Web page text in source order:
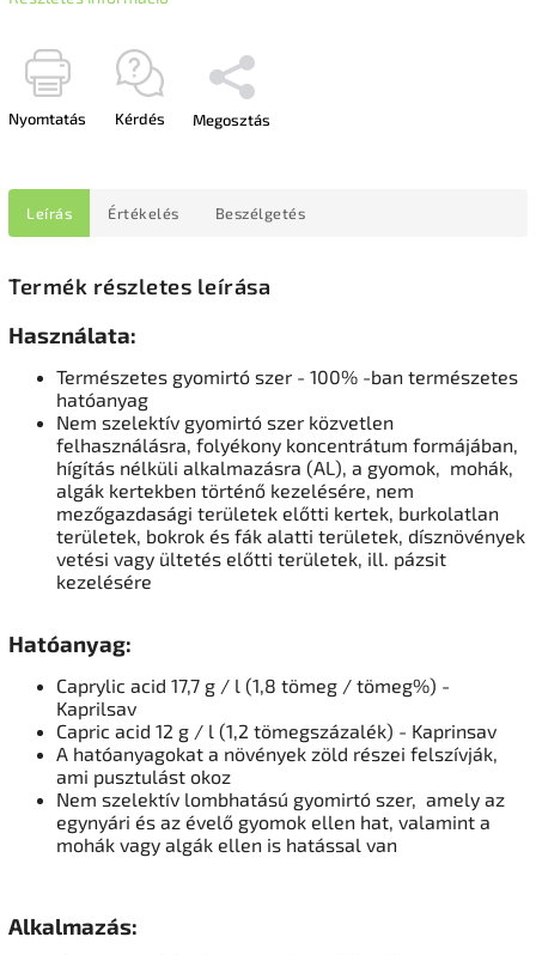
Nyomtatás Kérdés Megosztás
Leírás Értékelés Beszélgetés
Termék részletes leírása
Használata:
Természetes gyomirtó szer - 100% -ban természetes
hatóanyag
Nem szelektív gyomirtó szer közvetlen
felhasználásra, folyékony koncentrátum formájában,
hígítás nélküli alkalmazásra (AL), a gyomok, mohák,
algák kertekben történő kezelésére, nem
mezőgazdasági területek előtti kertek, burkolatlan
területek, bokrok és fák alatti területek, dísznövények
vetési vagy ültetés előtti területek, ill. pázsit
kezelésére
Hatóanyag:
Caprylic acid 17,7 g / l (1,8 tömeg / tömeg%) -
Kaprilsav
Capric acid 12 g / l (1,2 tömegszázalék) - Kaprinsav
A hatóanyagokat a növények zöld részei felszívják,
ami pusztulást okoz
Nem szelektív lombhatású gyomirtó szer, amely az
egynyári és az évelő gyomok ellen hat, valamint a
mohák vagy algák ellen is hatással van
Alkalmazás: